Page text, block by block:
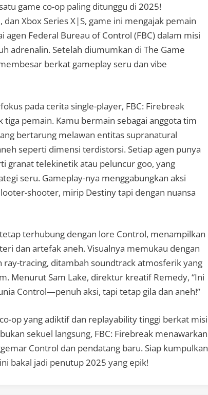
game co-op paling ditunggu di 2025!
dan Xbox Series X|S, game ini mengajak pemain
agen Federal Bureau of Control (FBC) dalam misi
adrenalin. Setelah diumumkan di The Game
berkat gameplay seru dan vibe
pada cerita single-player, FBC: Firebreak
pemain. Kamu bermain sebagai anggota tim
bertarung melawan entitas supranatural
seperti dimensi terdistorsi. Setiap agen punya
granat telekinetik atau peluncur goo, yang
seru. Gameplay-nya menggabungkan aksi
shooter, mirip Destiny tapi dengan nuansa
terhubung dengan lore Control, menampilkan
dan artefak aneh. Visualnya memukau dengan
ray-tracing, ditambah soundtrack atmosferik yang
Menurut Sam Lake, direktur kreatif Remedy, “Ini
Control—penuh aksi, tapi tetap gila dan aneh!”
op yang adiktif dan replayability tinggi berkat misi
sekuel langsung, FBC: Firebreak menawarkan
Control dan pendatang baru. Siap kumpulkan
bakal jadi penutup 2025 yang epik!